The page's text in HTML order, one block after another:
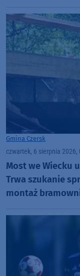
Gmina Czersk
czwartek, 6 sierpnia 2026,
Most we Wiecku
Trwa szukanie
montaż